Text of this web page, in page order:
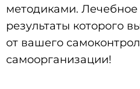
методиками. Лечебное
результаты которого
от вашего
самоорганизации!